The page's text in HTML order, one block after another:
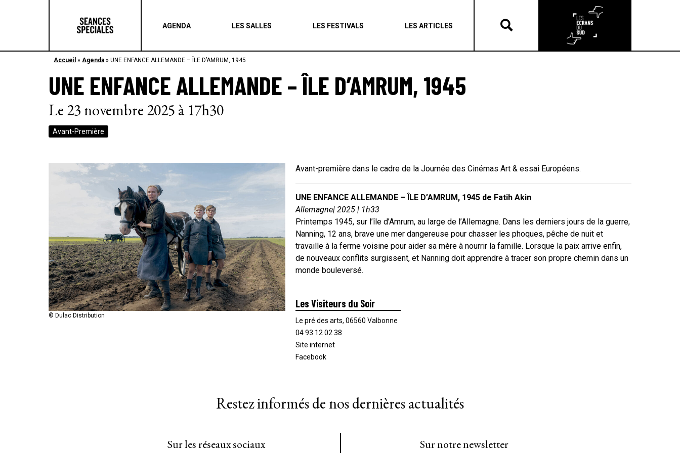
AGENDA LES SALLES LES FESTIVALS LES ARTICLES
Les articles
Accueil » Agenda » UNE ENFANCE ALLEMANDE – ÎLE D’AMRUM, 1945
UNE ENFANCE ALLEMANDE – ÎLE D’AMRUM, 1945
Le 23 novembre 2025 à 17h30
Avant-Première
© Dulac Distribution
Avant-première dans le cadre de la Journée des Cinémas Art & essai Européens.
UNE ENFANCE ALLEMANDE – ÎLE D’AMRUM, 1945 de Fatih Akin
Allemagne| 2025 | 1h33
Printemps 1945, sur l’île d’Amrum, au large de l’Allemagne. Dans les derniers jours de la guerre,
Nanning, 12 ans, brave une mer dangereuse pour chasser les phoques, pêche de nuit et
travaille à la ferme voisine pour aider sa mère à nourrir la famille. Lorsque la paix arrive enfin,
de nouveaux conflits surgissent, et Nanning doit apprendre à tracer son propre chemin dans un
monde bouleversé.
Les Visiteurs du Soir
Le pré des arts, 06560 Valbonne
04 93 12 02 38
Site internet
Facebook
Restez informés de nos dernières actualités
Sur les réseaux sociaux Sur notre newsletter